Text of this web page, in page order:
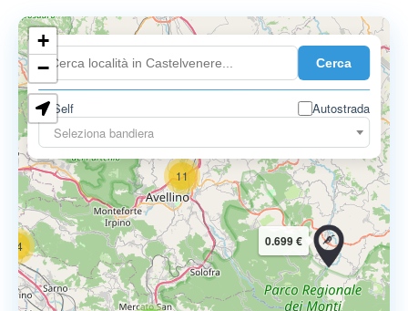
Cerca
Self
Autostrada
Seleziona bandiera
14
11
0.699 €
0.699 €
+
−